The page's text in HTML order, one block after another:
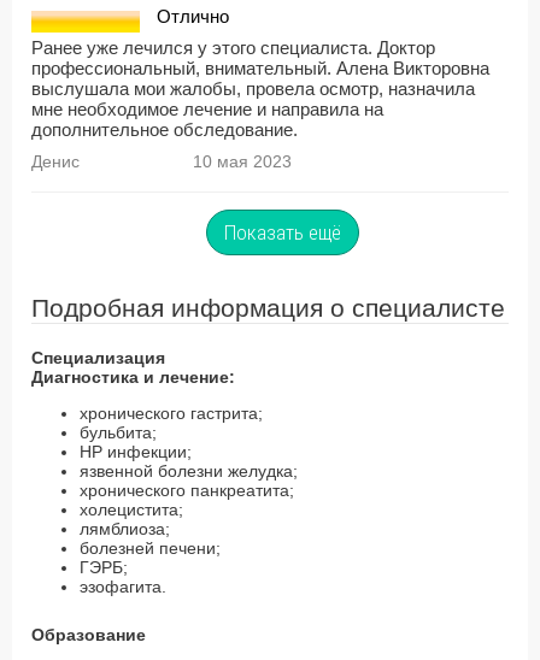
Отлично
Ранее уже лечился у этого специалиста. Доктор
профессиональный, внимательный. Алена Викторовна
выслушала мои жалобы, провела осмотр, назначила
мне необходимое лечение и направила на
дополнительное обследование.
Денис 10 мая 2023
Показать ещё
Подробная информация о специалисте
Специализация
Диагностика и лечение:
хронического гастрита;
бульбита;
HP инфекции;
язвенной болезни желудка;
хронического панкреатита;
холецистита;
лямблиоза;
болезней печени;
ГЭРБ;
эзофагита.
Образование